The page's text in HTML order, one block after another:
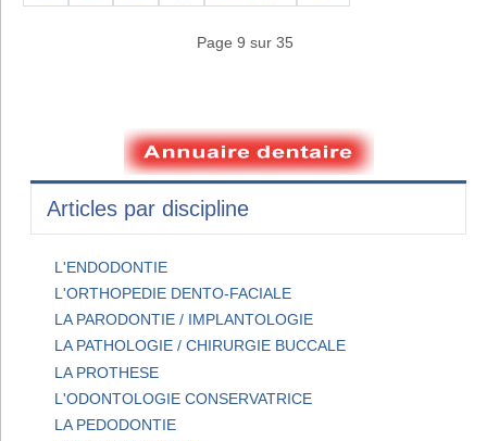
Page 9 sur 35
Articles par discipline
L'ENDODONTIE
L'ORTHOPEDIE DENTO-FACIALE
LA PARODONTIE / IMPLANTOLOGIE
LA PATHOLOGIE / CHIRURGIE BUCCALE
LA PROTHESE
L'ODONTOLOGIE CONSERVATRICE
LA PEDODONTIE